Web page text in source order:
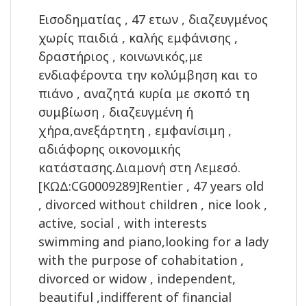
Εισοδηματίας , 47 ετων , διαζευγμένος
χωρίς παιδιά , καλής εμφάνισης ,
δραστήριος , κοινωνικός,με
ενδιαφέροντα την κολύμβηση και το
πιάνο , αναζητά κυρία με σκοπό τη
συμβίωση , διαζευγμένη ή
χήρα,ανεξάρτητη , εμφανίσιμη ,
αδιάφορης οικονομικής
κατάστασης.Διαμονή στη Λεμεσό.
[ΚΩΔ:CG0009289]Rentier , 47 years old
, divorced without children , nice look ,
active, social , with interests
swimming and piano,looking for a lady
with the purpose of cohabitation ,
divorced or widow , independent,
beautiful ,indifferent of financial